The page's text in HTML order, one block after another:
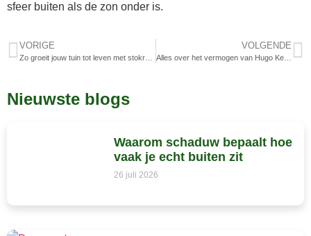
sfeer buiten als de zon onder is.
VORIGE
Zo groeit jouw tuin tot leven met stokroos zaaien
VOLGENDE
Alles over het vermogen van Hugo Kennis: succes, privéleven en bekendheid
Nieuwste blogs
Waarom schaduw bepaalt hoe
vaak je echt buiten zit
26 juli 2026